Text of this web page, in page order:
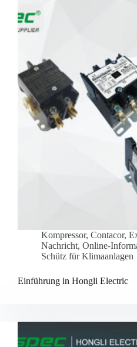
Kompressor, Contacor,
Nachricht, Online-
Schütz für Klimaanlagen
Einführung in Hongli Electric